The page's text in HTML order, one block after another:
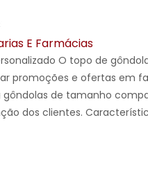
E Farmácias
O topo de
promoções e ofertas em
gôndolas de tamanho
dos clientes.